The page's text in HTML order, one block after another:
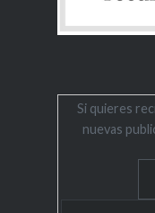
Si quieres
nuevas